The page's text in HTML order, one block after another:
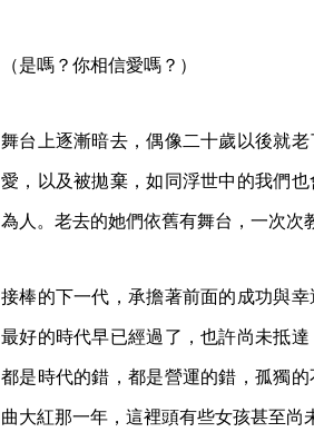
（是嗎？你相信愛嗎？）
舞台上逐漸暗去，偶像二十歲以後就
愛，以及被拋棄，如同浮世中的我們
為人。老去的她們依舊有舞台，一次次
接棒的下一代，承擔著前面的成功與
最好的時代早已經過了，也許尚未抵
都是時代的錯，都是營運的錯，孤獨
曲大紅那一年，這裡頭有些女孩甚至尚